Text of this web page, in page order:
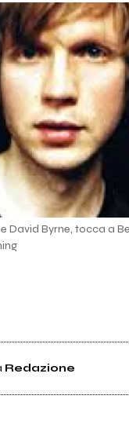
David Byrne, tocca a
Redazione